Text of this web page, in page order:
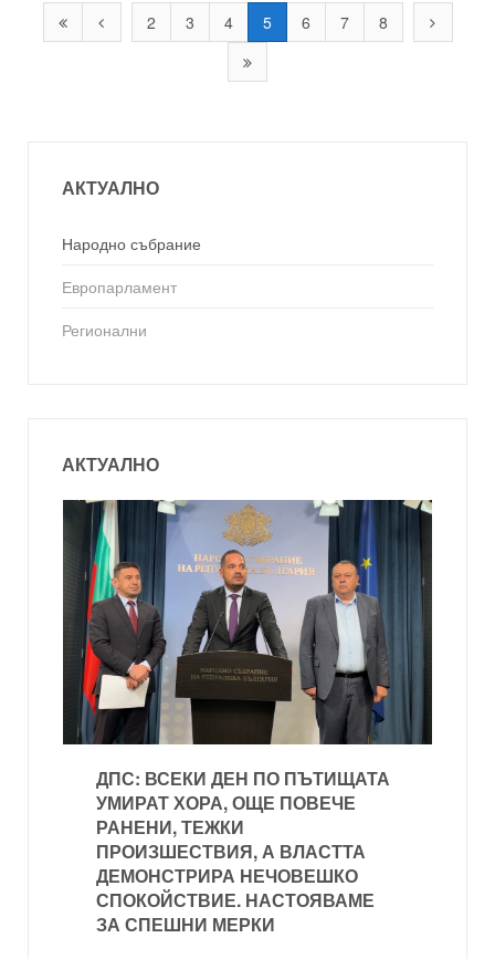
2 3 4 5 6 7 8
АКТУАЛНО
Народно събрание
Европарламент
Регионални
АКТУАЛНО
ДПС: ВСЕКИ ДЕН ПО ПЪТИЩАТА
УМИРАТ ХОРА, ОЩЕ ПОВЕЧЕ
РАНЕНИ, ТЕЖКИ
ПРОИЗШЕСТВИЯ, А ВЛАСТТА
ДЕМОНСТРИРА НЕЧОВЕШКО
СПОКОЙСТВИЕ. НАСТОЯВАМЕ
ЗА СПЕШНИ МЕРКИ